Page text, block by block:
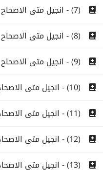
(7) - انجيل متى الاصحاح السابع
(8) - انجيل متى الاصحاح الثامن
(9) - انجيل متى الاصحاح التاسع
(10) - انجيل متى الاصحاح العاشر
(11) - انجيل متى الاصحاح الحادى عشر
(12) - انجيل متى الاصحاح الثانى عشر
(13) - انجيل متى الاصحاح الثالث عشر